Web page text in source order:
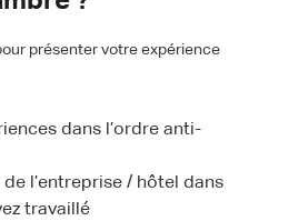
présenter votre expérience
dans l’ordre anti-
l’entreprise / hôtel dans
travaillé